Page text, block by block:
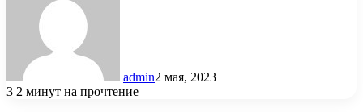
admin2 мая, 2023
3 2 минут на прочтение